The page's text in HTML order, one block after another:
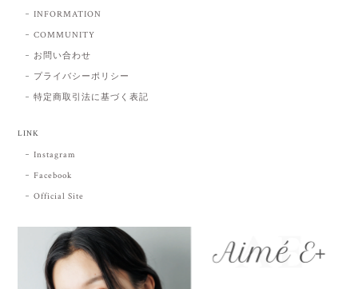
INFORMATION
COMMUNITY
お問い合わせ
プライバシーポリシー
特定商取引法に基づく表記
LINK
Instagram
Facebook
Official Site